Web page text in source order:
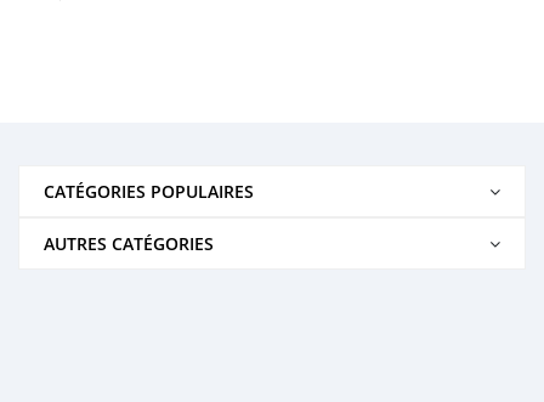
CATÉGORIES POPULAIRES
AUTRES CATÉGORIES